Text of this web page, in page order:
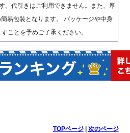
。代引きはご利用できません。また、厚
易包装となります。 パッケージや中身
ことを予めご了承ください。
TOPページ| 次のページ